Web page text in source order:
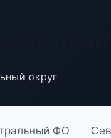
округ
ФО